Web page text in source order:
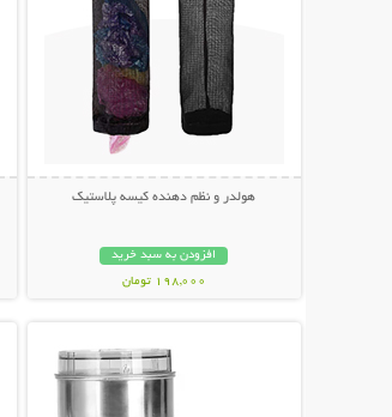
هولدر و نظم دهنده کیسه پلاستیک
افزودن به سبد خرید
198,000 تومان